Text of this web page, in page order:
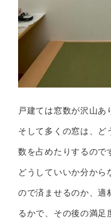
戸建ては窓数が沢山あ
そして多くの窓は、ど
数を占めたりするので
どうしていいか分から
ので済ませるのか、適
るかで、その後の満足